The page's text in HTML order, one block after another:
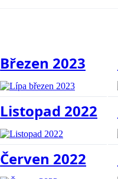
Březen 2023
Listopad 2022
Červen 2022